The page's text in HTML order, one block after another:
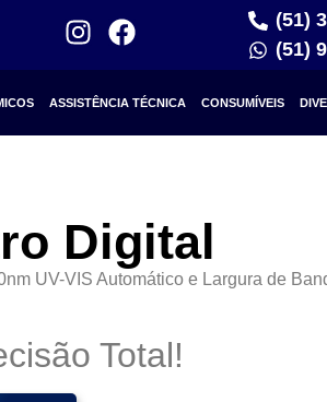
(51)
(51)
ASSISTÊNCIA TÉCNICA CONSUMÍVEIS
Digital
UV-VIS Automático e Largura de
Total!